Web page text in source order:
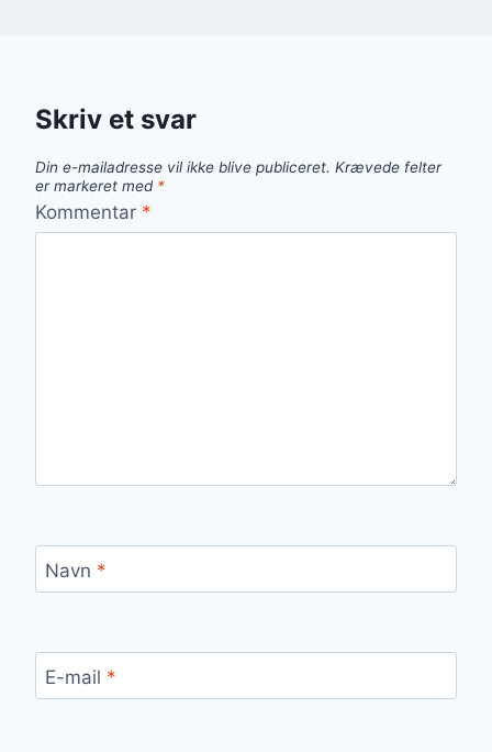
Skriv et svar
Din e-mailadresse vil ikke blive publiceret. Krævede felter
er markeret med *
Kommentar *
Navn *
E-mail *